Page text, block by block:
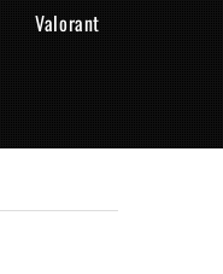
Valorant